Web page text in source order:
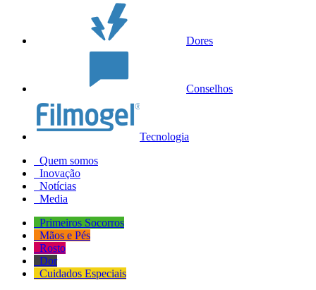
Dores
Conselhos
Tecnologia
Quem somos
Inovação
Notícias
Media
Primeiros Socorros
Mãos e Pés
Rosto
Dor
Cuidados Especiais